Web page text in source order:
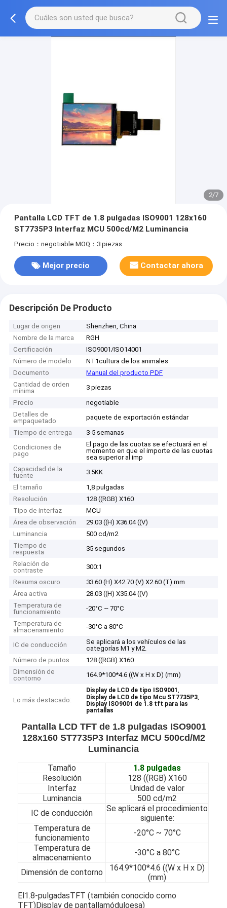
2/7
Pantalla LCD TFT de 1.8 pulgadas ISO9001 128x160
ST7735P3 Interfaz MCU 500cd/M2 Luminancia
Precio：negotiable MOQ：3 piezas
Mejor precio Contactar ahora
Descripción De Producto
Lugar de origen
Shenzhen, China
Nombre de la marca
RGH
Certificación
ISO9001/ISO14001
Número de modelo
NT1cultura de los animales
Documento
Manual del producto PDF
Cantidad de orden
mínima
3 piezas
Precio
negotiable
Detalles de
empaquetado
paquete de exportación estándar
Tiempo de entrega
3-5 semanas
Condiciones de
pago
El pago de las cuotas se efectuará en el
momento en que el importe de las cuotas
sea superior al imp
Capacidad de la
fuente
3.5KK
El tamaño
1,8 pulgadas
Resolución
128 ((RGB) X160
Tipo de interfaz
MCU
Área de observación
29.03 ((H) X36.04 ((V)
Luminancia
500 cd/m2
Tiempo de
respuesta
35 segundos
Relación de
contraste
300:1
Resuma oscuro
33.60 (H) X42.70 (V) X2.60 (T) mm
Área activa
28.03 ((H) X35.04 ((V)
Temperatura de
funcionamiento
-20°C ~ 70°C
Temperatura de
almacenamiento
-30°C a 80°C
IC de conducción
Se aplicará a los vehículos de las
categorías M1 y M2.
Número de puntos
128 ((RGB) X160
Dimensión de
contorno
164.9*100*4.6 ((W x H x D) (mm)
Lo más destacado:
Display de LCD de tipo ISO9001,
Display de LCD de tipo Mcu ST7735P3,
Display ISO9001 de 1.8 tft para las
pantallas
Pantalla LCD TFT de 1.8 pulgadas ISO9001
128x160 ST7735P3 Interfaz MCU 500cd/M2
Luminancia
Tamaño
1.8 pulgadas
Resolución
128 ((RGB) X160
Interfaz
Unidad de valor
Luminancia
500 cd/m2
IC de conducción
Se aplicará el procedimiento
siguiente:
Temperatura de
funcionamiento
-20°C ~ 70°C
Temperatura de
almacenamiento
-30°C a 80°C
Dimensión de contorno
164.9*100*4.6 ((W x H x D)
(mm)
El1.8-pulgadasTFT (también conocido como
TFT)Display de pantallamóduloesa)